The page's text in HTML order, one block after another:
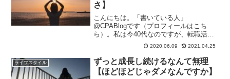
さ】
こんにちは。「書いている人」
@CPABlogです（プロフィールはこち
ら）。私は今40代なのですが、転職活動
でも厳しい現実に直面しています。私を
担当してくれているエージェントさんと
話していると「30代の求人案件は無限に
あるんですけどね。。。」...
2020.06.09 2021.04.25
ライフスタイル
ずっと成長し続けるなんて無理
【ほどほどじゃダメなんですか】